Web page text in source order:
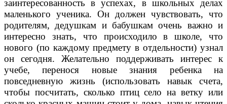
заинтересованность в успехах, в школьных делах
маленького ученика. Он должен чувствовать, что
родителям, дедушкам и бабушкам очень важно и
интересно знать, что происходило в школе, что
нового (по каждому предмету в отдельности) узнал
он сегодня. Желательно поддерживать интерес к
учебе, перенося новые знания ребенка на
повседневную жизнь (использовать навык счета,
чтобы посчитать, сколько птиц село на ветку или